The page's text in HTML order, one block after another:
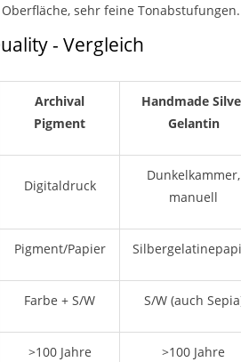
sehr feine Tonabstufungen.
- Vergleich
Archival
Pigment
Handmade
Gelantin
Digitaldruck
Dunkelkammer,
manuell
Pigment/Papier
Farbe + S/W S/W (auch
>100 Jahre >100 Jahre